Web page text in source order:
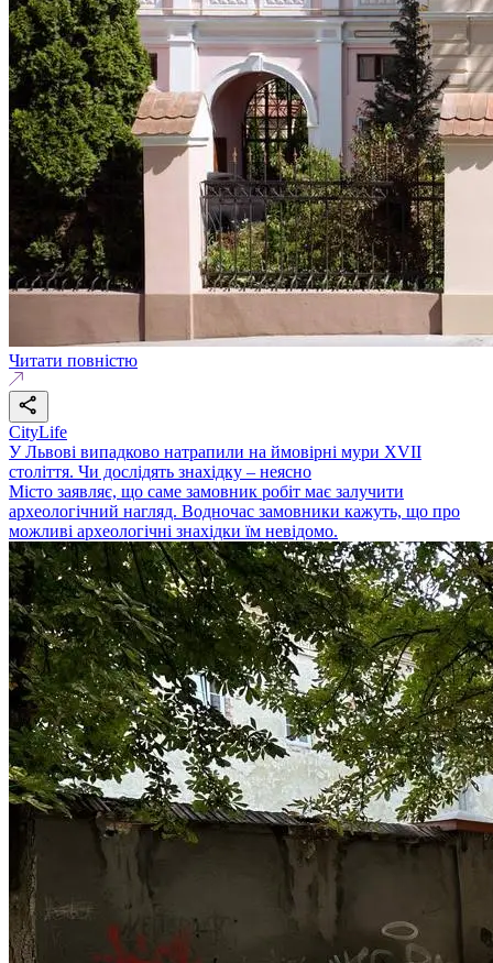
Читати повністю
CityLife
У Львові випадково натрапили на ймовірні мури XVII
століття. Чи дослідять знахідку – неясно
Місто заявляє, що саме замовник робіт має залучити
археологічний нагляд. Водночас замовники кажуть, що про
можливі археологічні знахідки їм невідомо.